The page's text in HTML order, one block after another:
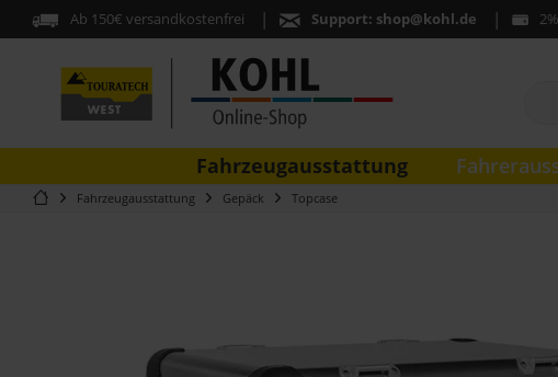
Ab 150€ versandkostenfrei Support: shop@kohl.de
Fahrzeugausstattung
Fahrzeugausstattung Gepäck Topcase